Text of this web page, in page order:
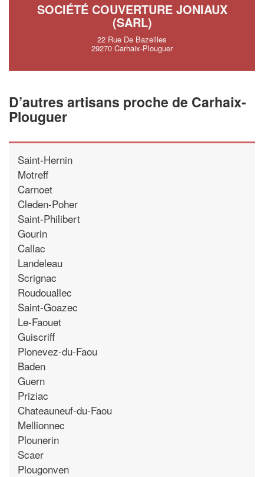
SOCIÉTÉ COUVERTURE JONIAUX
(SARL)
22 Rue De Bazeilles
29270 Carhaix-Plouguer
D’autres artisans proche de Carhaix-
Plouguer
Saint-Hernin
Motreff
Carnoet
Cleden-Poher
Saint-Philibert
Gourin
Callac
Landeleau
Scrignac
Roudouallec
Saint-Goazec
Le-Faouet
Guiscriff
Plonevez-du-Faou
Baden
Guern
Priziac
Chateauneuf-du-Faou
Mellionnec
Plounerin
Scaer
Plougonven